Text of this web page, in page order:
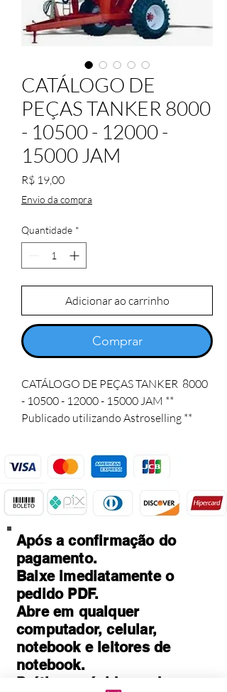
CATÁLOGO DE
PEÇAS TANKER 8000
- 10500 - 12000 -
15000 JAM
R$ 19,00Preço
Envio da compra
Quantidade *
Adicionar ao carrinho
Comprar
CATÁLOGO DE PEÇAS TANKER  8000
- 10500 - 12000 - 15000 JAM **
Publicado utilizando Astroselling **
Após a confirmação do
pagamento.
Baixe imediatamente o
pedido PDF.
Abre em qualquer
computador, celular,
notebook e leitores de
notebook.
Prático e rápido, pode ser